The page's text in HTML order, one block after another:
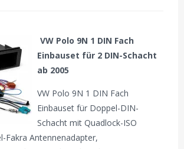
VW Polo 9N 1 DIN Fach
Einbauset für 2 DIN-Schacht
ab 2005
VW Polo 9N 1 DIN Fach
Einbauset für Doppel-DIN-
Schacht mit Quadlock-ISO
Fakra Antennenadapter,